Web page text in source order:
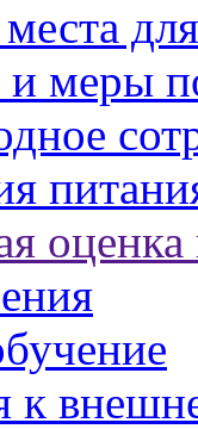
и меры
оценка
к